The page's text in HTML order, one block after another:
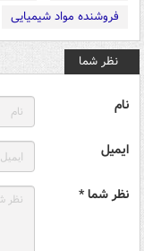
فروشنده مواد شیمیایی
نظر شما
نام
ایمیل
نظر شما *